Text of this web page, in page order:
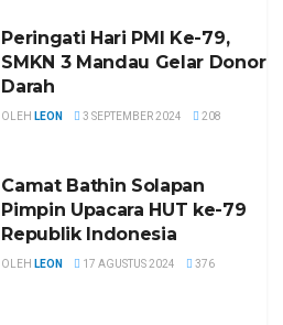
Peringati Hari PMI Ke-79,
SMKN 3 Mandau Gelar Donor
Darah
OLEH LEON 3 SEPTEMBER 2024 208
Camat Bathin Solapan
Pimpin Upacara HUT ke-79
Republik Indonesia
OLEH LEON 17 AGUSTUS 2024 376